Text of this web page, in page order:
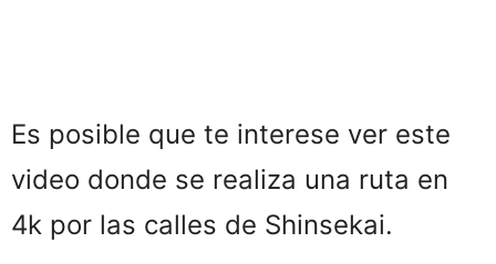
Es posible que te interese ver este
video donde se realiza una ruta en
4k por las calles de Shinsekai.